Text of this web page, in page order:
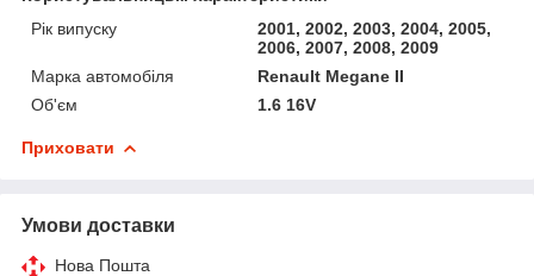
Рік випуску
2001, 2002, 2003, 2004, 2005,
2006, 2007, 2008, 2009
Марка автомобіля
Renault Megane II
Об'єм
1.6 16V
Приховати
Умови доставки
Нова Пошта